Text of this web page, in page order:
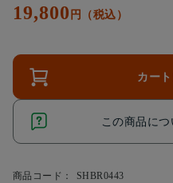
19,800 円（税込）
カー
この商品に
商品コード：
SHBR0443